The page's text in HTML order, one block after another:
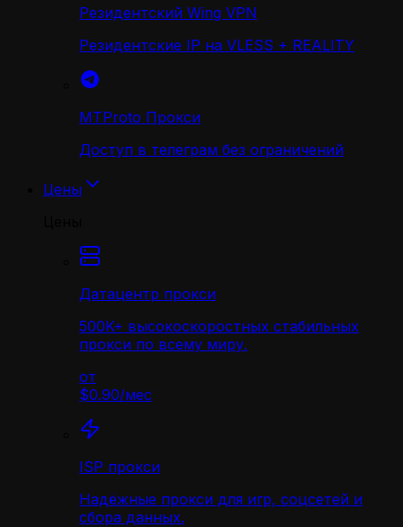
Резидентский Wing VPN
Резидентские IP на VLESS + REALITY
MTProto Прокси
Доступ в телеграм без ограничений
Цены
Датацентр прокси
500K+ высокоскоростных стабильных
прокси по всему миру.
от
$0.90/мес
ISP прокси
Надёжные прокси для игр, соцсетей и
сбора данных.